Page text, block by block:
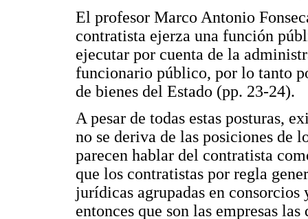
El profesor Marco Antonio
contratista ejerza una función
ejecutar por cuenta de la
funcionario público, por lo tanto
de bienes del Estado (pp. 23-24).
A pesar de todas estas posturas,
no se deriva de las posiciones de
parecen hablar del contratista
que los contratistas por regla
jurídicas agrupadas en
entonces que son las empresas